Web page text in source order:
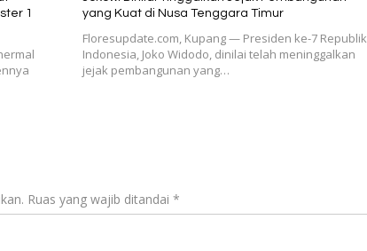
1
yang Kuat di Nusa Tenggara Timur
Floresupdate.com, Kupang — Presiden ke-7 Republik
Indonesia, Joko Widodo, dinilai telah meninggalkan
jejak pembangunan yang…
Ruas yang wajib ditandai *